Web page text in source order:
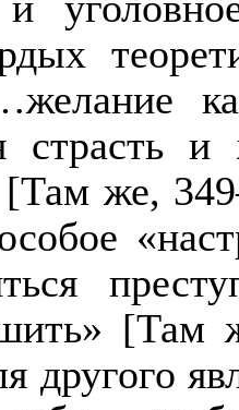
страсть
[Там же,
[Там
другого